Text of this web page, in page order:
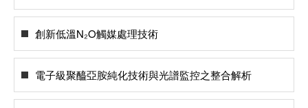
創新低溫N₂O觸媒處理技術
電子級聚醯亞胺純化技術與光譜監控之整合解析